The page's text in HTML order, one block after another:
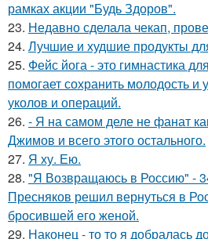
рамках акции "Будь Здоров".
23. Недавно сделала чекап,
24. Лучшие и худшие продукты
25. Фейс йога - это гимнастика
помогает сохранить молодость и
уколов и операций.
26. - Я на самом деле не фанат
Джимов и всего этого остального.
27. Я ху. Ею.
28. "Я Возвращаюсь в Россию" -
Пресняков решил вернуться в
бросившей его женой.
29. Наконец - то то я добралась